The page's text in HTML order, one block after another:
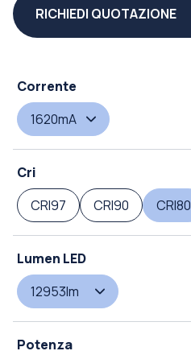
RICHIEDI QUOTAZIONE
Corrente
1620mA
Cri
CRI97
CRI90 CRI80
Lumen LED
12953lm
Potenza